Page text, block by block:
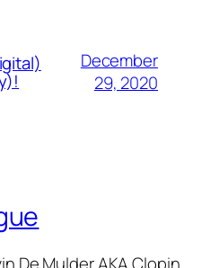
December
29, 2020
De Mulder AKA Clopin